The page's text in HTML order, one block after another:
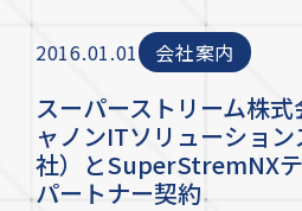
2016.01.01 会社案内
スーパーストリーム株式
ャノンITソリューショ
社）とSuperStremNXテ
パートナー契約